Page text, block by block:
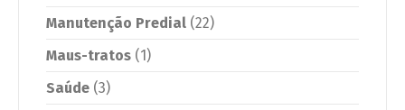
Manutenção Predial (22)
Maus-tratos (1)
Saúde (3)